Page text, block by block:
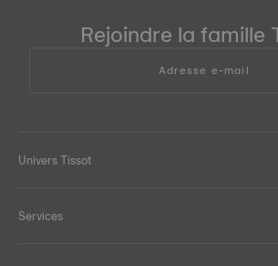
Rejoindre la famille
Adresse e-mail
Univers Tissot
Services